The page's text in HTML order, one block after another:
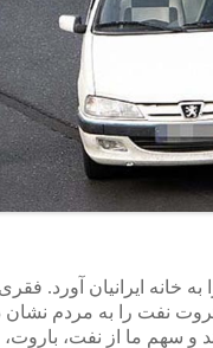
خانه ایرانیان آورد.
نفت را به مردم نشان
و سهم ما از نفت، باروت،